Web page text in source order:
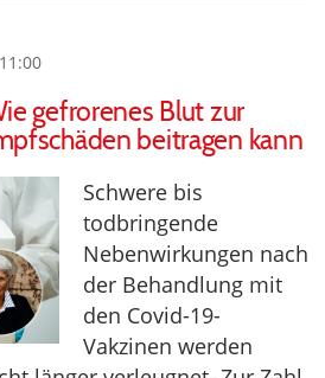
gefrorenes Blut zur
beitragen kann
Schwere bis
todbringende
Nebenwirkungen nach
der Behandlung mit
den Covid-19-
Vakzinen werden